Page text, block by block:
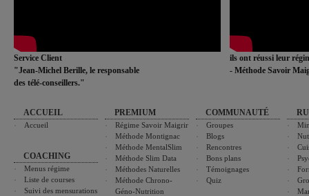
Service Client
"Jean-Michel Berille, le responsable
des télé-conseillers."
ils ont réussi leur
- Méthode Savoir
ACCUEIL
Accueil
COACHING
Menus régime
Liste de courses
Suivi des mensurations
PREMIUM
Régime Savoir Maigrir
Méthode Montignac
Méthode MentalSlim
Méthode Slim Data
Méthodes Naturelles
Méthode Chrono-
Géno-Nutrition
COMMUNAUTÉ
Groupes
Blogs
Rencontres
Bons plans
Témoignages
Quiz